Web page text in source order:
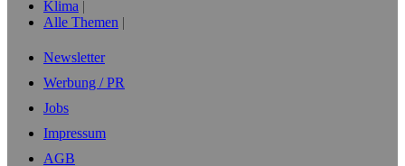
Klima
Alle Themen
Newsletter
Werbung / PR
Jobs
Impressum
AGB